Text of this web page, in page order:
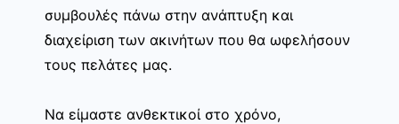
συμβουλές πάνω στην ανάπτυξη και
διαχείριση των ακινήτων που θα ωφελήσουν
τους πελάτες μας.
Να είμαστε ανθεκτικοί στο χρόνο,